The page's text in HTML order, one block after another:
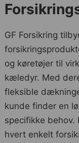
GF Forsikring
og køretøjer til
kæledyr. Med
fleksible
kunde finder en
specifikke
hvert enkelt